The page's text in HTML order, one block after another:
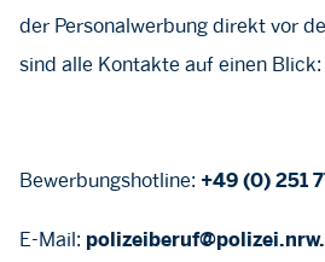
der Personalwerbung direkt vor
sind alle Kontakte auf einen Blick:
Bewerbungshotline: +49 (0) 251
E-Mail: